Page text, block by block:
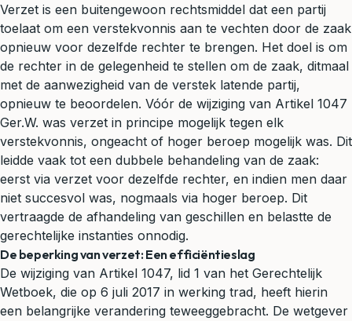
Verzet is een buitengewoon rechtsmiddel dat een partij
toelaat om een verstekvonnis aan te vechten door de zaak
opnieuw voor dezelfde rechter te brengen. Het doel is om
de rechter in de gelegenheid te stellen om de zaak, ditmaal
met de aanwezigheid van de verstek latende partij,
opnieuw te beoordelen. Vóór de wijziging van Artikel 1047
Ger.W. was verzet in principe mogelijk tegen elk
verstekvonnis, ongeacht of hoger beroep mogelijk was. Dit
leidde vaak tot een dubbele behandeling van de zaak:
eerst via verzet voor dezelfde rechter, en indien men daar
niet succesvol was, nogmaals via hoger beroep. Dit
vertraagde de afhandeling van geschillen en belastte de
gerechtelijke instanties onnodig.
De beperking van verzet: Een efficiëntieslag
De wijziging van Artikel 1047, lid 1 van het Gerechtelijk
Wetboek, die op 6 juli 2017 in werking trad, heeft hierin
een belangrijke verandering teweeggebracht. De wetgever